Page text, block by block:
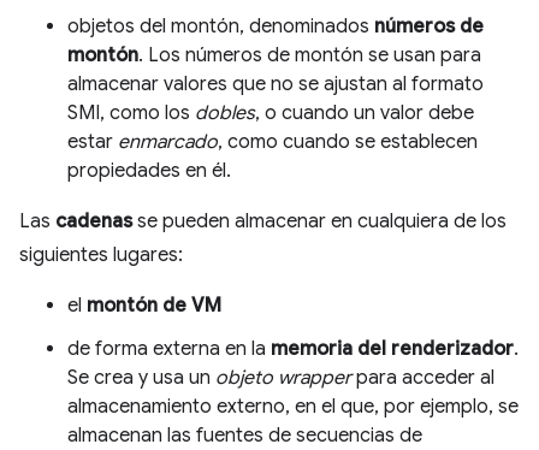
objetos del montón, denominados números de
montón. Los números de montón se usan para
almacenar valores que no se ajustan al formato
SMI, como los dobles, o cuando un valor debe
estar enmarcado, como cuando se establecen
propiedades en él.
Las cadenasse pueden almacenar en cualquiera de los
siguientes lugares:
el montón de VM
de forma externa en la memoria del renderizador.
Se crea y usa un objeto wrapperpara acceder al
almacenamiento externo, en el que, por ejemplo, se
almacenan las fuentes de secuencias de